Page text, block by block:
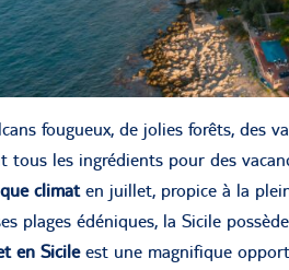
fougueux, de jolies forêts, des
tous les ingrédients pour des
climaten juillet, propice à la
plages édéniques, la Sicile
en Sicileest une magnifique